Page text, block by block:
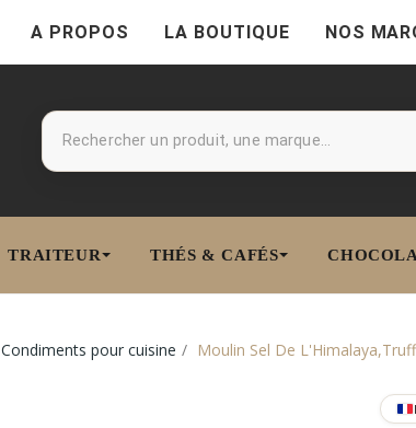
A PROPOS LA BOUTIQUE NOS
TRAITEUR THÉS & CAFÉS
Condiments pour cuisine Moulin Sel De